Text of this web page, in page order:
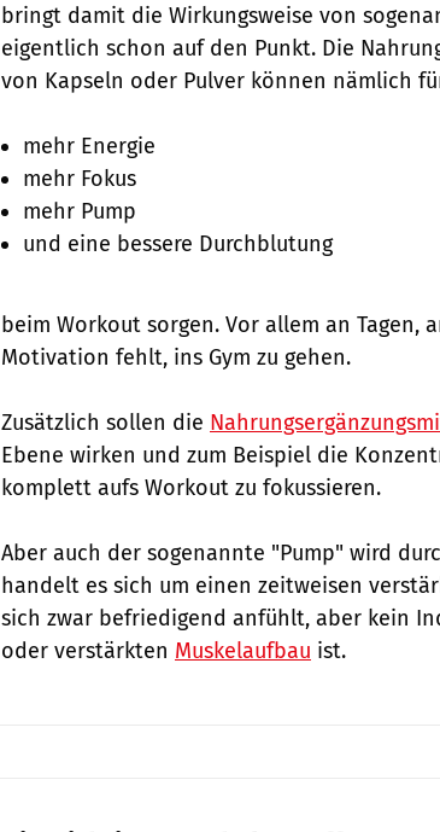
bringt damit die Wirkungsweise von
eigentlich schon auf den Punkt. Die
von Kapseln oder Pulver können nämlich
mehr Energie
mehr Fokus
mehr Pump
und eine bessere Durchblutung
beim Workout sorgen. Vor allem an Tagen,
Motivation fehlt, ins Gym zu gehen.
Zusätzlich sollen die
Ebene wirken und zum Beispiel die
komplett aufs Workout zu fokussieren.
Aber auch der sogenannte "Pump" wird
handelt es sich um einen zeitweisen
sich zwar befriedigend anfühlt, aber kein
oder verstärkten Muskelaufbau ist.